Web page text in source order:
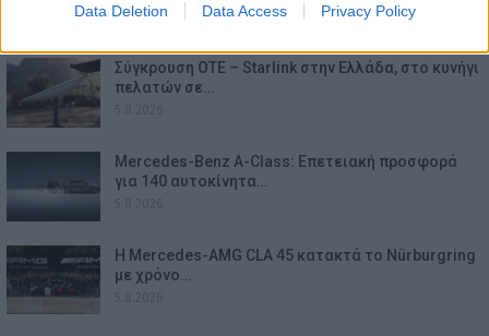
Data Deletion Data Access Privacy Policy
5.8.2026
Σύγκρουση ΟΤΕ – Starlink στην Ελλάδα, στο κυνήγι
πελατών σε…
Mercedes-Benz A-Class: Επετειακή προσφορά
για 140 αυτοκίνητα…
Η Mercedes-AMG CLA 45 κατακτά το Nürburgring
με χρόνο…